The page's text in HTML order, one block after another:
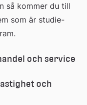
så kommer du till
som är studie-
och service
och